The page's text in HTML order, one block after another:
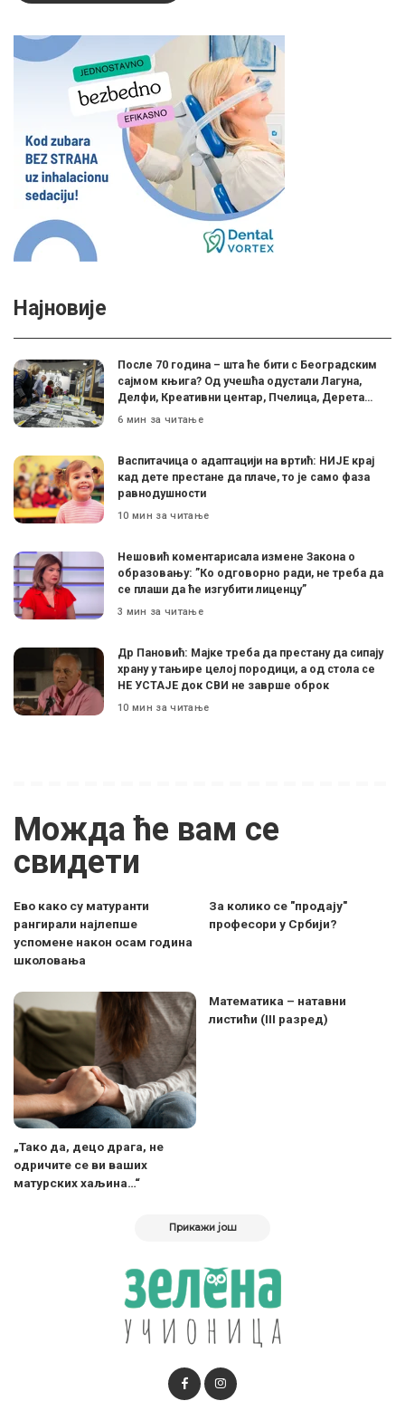
Најновије
После 70 година – шта ће бити с Београдским
сајмом књига? Од учешћа одустали Лагуна,
Делфи, Креативни центар, Пчелица, Дерета…
6 мин за читање
Васпитачица о адаптацији на вртић: НИЈЕ крај
кад дете престане да плаче, то је само фаза
равнодушности
10 мин за читање
Нешовић коментарисала измене Закона о
образовању: ”Ко одговорно ради, не треба да
се плаши да ће изгубити лиценцу”
3 мин за читање
Др Пановић: Мајке треба да престану да сипају
храну у тањире целој породици, а од стола се
НЕ УСТАЈЕ док СВИ не заврше оброк
10 мин за читање
Можда ће вам се
свидети
Ево како су матуранти
рангирали најлепше
успомене након осам година
школовања
За колико се "продају"
професори у Србији?
„Тако да, децо драга, не
одричите се ви ваших
матурских хаљина…“
Математика – натавни
листићи (III разред)
Прикажи још